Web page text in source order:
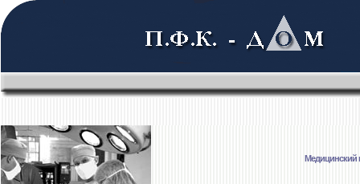
Медицинский